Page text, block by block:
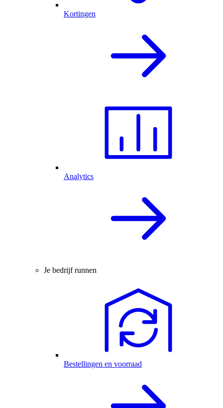
Kortingen
Analytics
Je bedrijf runnen
Bestellingen en voorraad